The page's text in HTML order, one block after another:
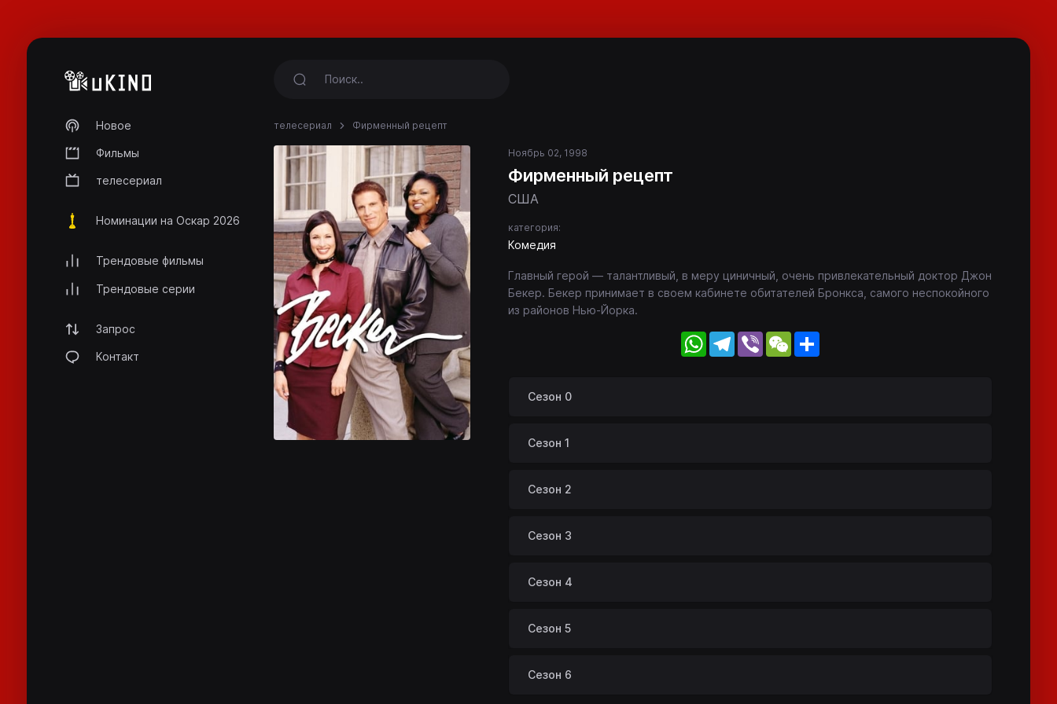
Новое
Фильмы
телесериал
Номинации на Оскар 2026
Трендовые фильмы
Трендовые серии
Запрос
Контакт
телесериал Фирменный рецепт
Ноябрь 02, 1998
Фирменный рецепт
США
категория:
Комедия
Главный герой — талантливый, в меру циничный, очень привлекательный доктор Джон
Бекер. Бекер принимает в своем кабинете обитателей Бронкса, самого неспокойного
из районов Нью-Йорка.
WhatsApp
Telegram
Viber WeChat
Сезон 0
Сезон 1
Сезон 2
Сезон 3
Сезон 4
Сезон 5
Сезон 6